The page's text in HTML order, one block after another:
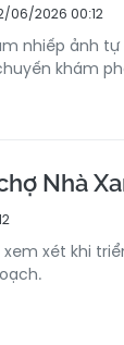
06/2026 00:12
nhiếp ảnh
khám
Nhà
xét khi